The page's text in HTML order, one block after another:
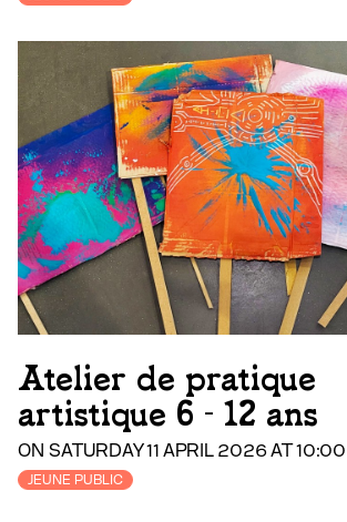
Atelier de pratique
artistique 6 - 12 ans
ON SATURDAY 11 APRIL 2026 AT 10:00
JEUNE PUBLIC